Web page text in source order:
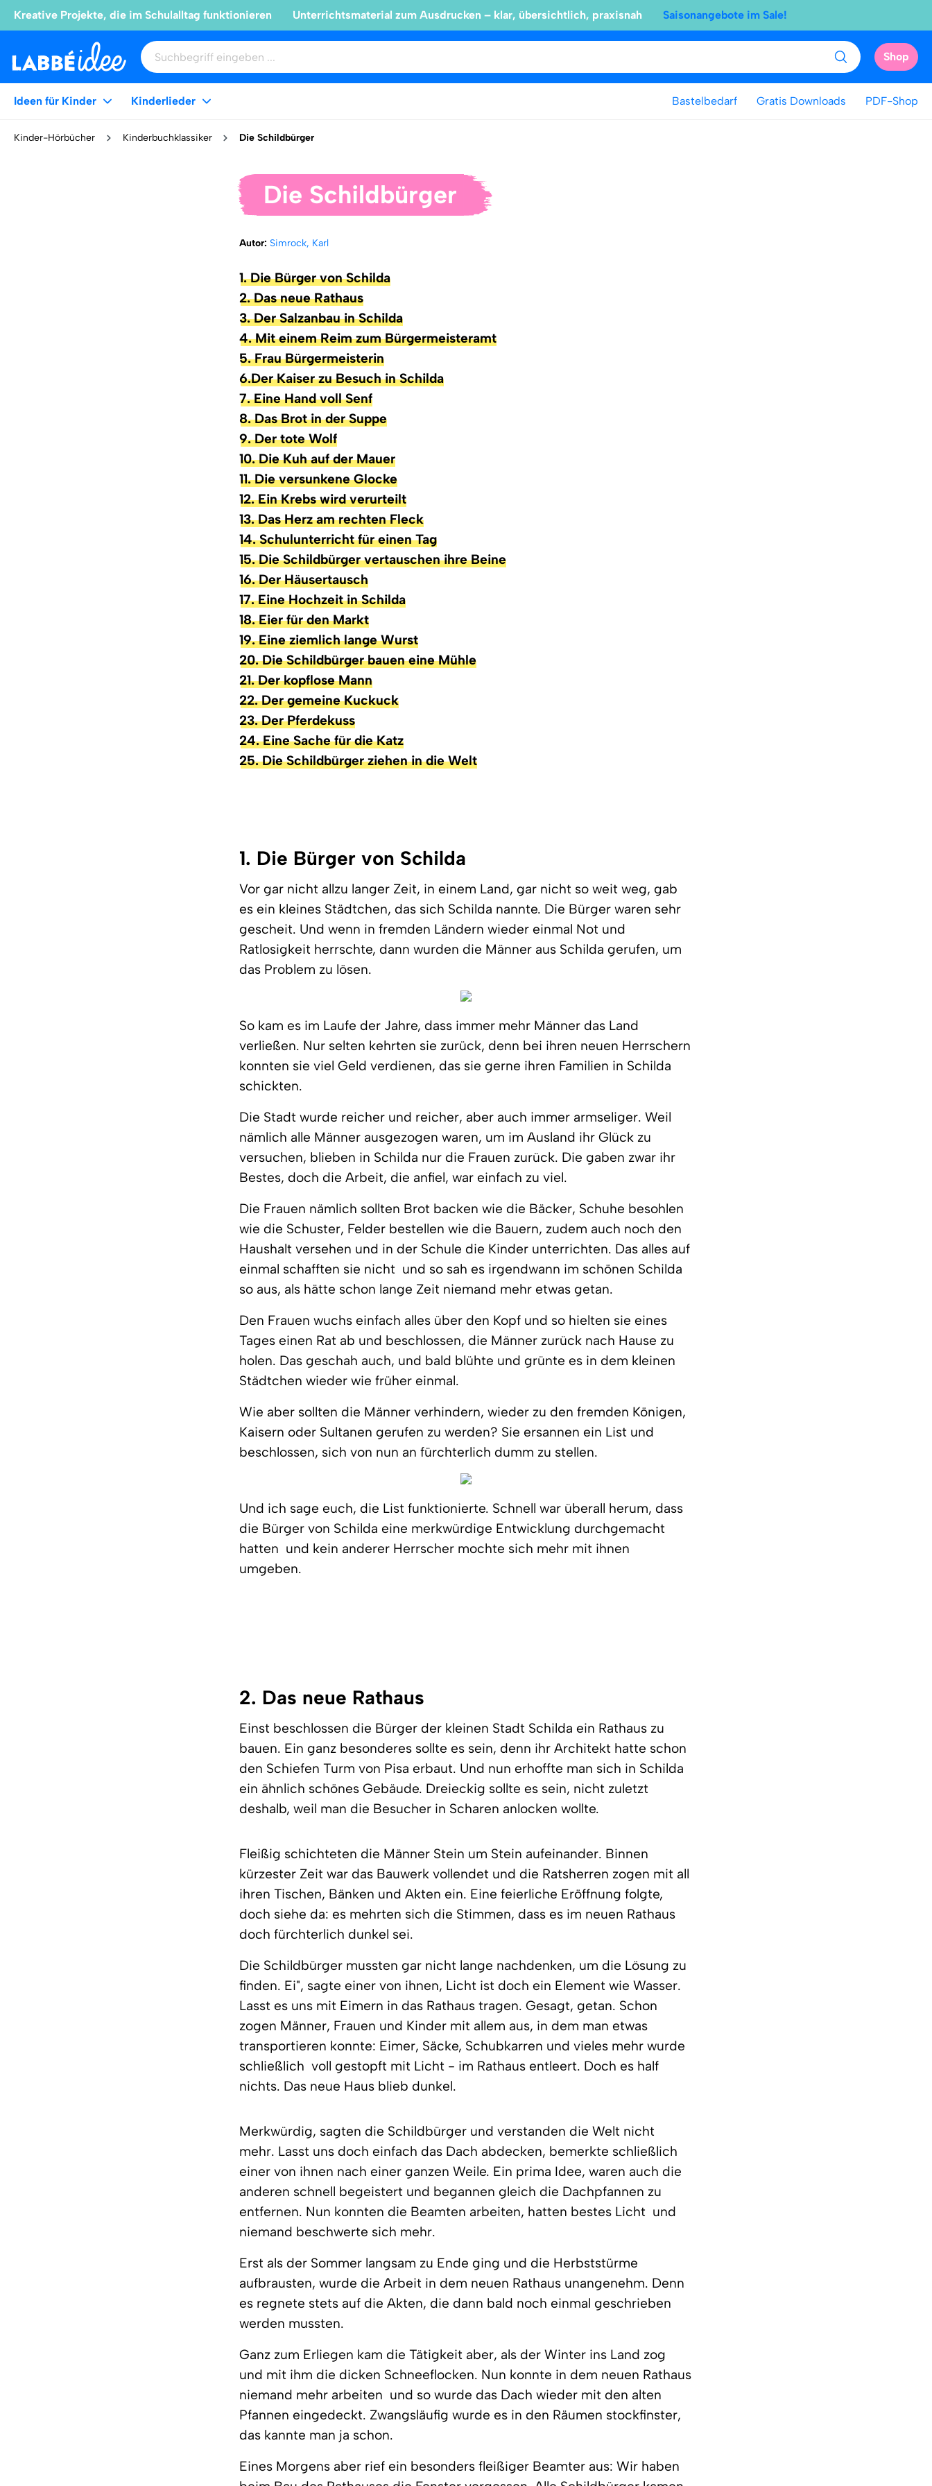
Kreative Projekte, die im Schulalltag funktionieren Unterrichtsmaterial zum Ausdrucken – klar, übersichtlich, praxisnah Saisonangebote im Sale!
Shop
Ideen für Kinder Kinderlieder Bastelbedarf Gratis Downloads PDF-Shop
Kinder-Hörbücher Kinderbuchklassiker Die Schildbürger
Die Schildbürger
Autor: Simrock, Karl
1. Die Bürger von Schilda
2. Das neue Rathaus
3. Der Salzanbau in Schilda
4. Mit einem Reim zum Bürgermeisteramt
5. Frau Bürgermeisterin
6.Der Kaiser zu Besuch in Schilda
7. Eine Hand voll Senf
8. Das Brot in der Suppe
9. Der tote Wolf
10. Die Kuh auf der Mauer
11. Die versunkene Glocke
12. Ein Krebs wird verurteilt
13. Das Herz am rechten Fleck
14. Schulunterricht für einen Tag
15. Die Schildbürger vertauschen ihre Beine
16. Der Häusertausch
17. Eine Hochzeit in Schilda
18. Eier für den Markt
19. Eine ziemlich lange Wurst
20. Die Schildbürger bauen eine Mühle
21. Der kopflose Mann
22. Der gemeine Kuckuck
23. Der Pferdekuss
24. Eine Sache für die Katz
25. Die Schildbürger ziehen in die Welt
1. Die Bürger von Schilda
Vor gar nicht allzu langer Zeit, in einem Land, gar nicht so weit weg, gab
es ein kleines Städtchen, das sich Schilda nannte. Die Bürger waren sehr
gescheit. Und wenn in fremden Ländern wieder einmal Not und
Ratlosigkeit herrschte, dann wurden die Männer aus Schilda gerufen, um
das Problem zu lösen.
So kam es im Laufe der Jahre, dass immer mehr Männer das Land
verließen. Nur selten kehrten sie zurück, denn bei ihren neuen Herrschern
konnten sie viel Geld verdienen, das sie gerne ihren Familien in Schilda
schickten.
Die Stadt wurde reicher und reicher, aber auch immer armseliger. Weil
nämlich alle Männer ausgezogen waren, um im Ausland ihr Glück zu
versuchen, blieben in Schilda nur die Frauen zurück. Die gaben zwar ihr
Bestes, doch die Arbeit, die anfiel, war einfach zu viel.
Die Frauen nämlich sollten Brot backen wie die Bäcker, Schuhe besohlen
wie die Schuster, Felder bestellen wie die Bauern, zudem auch noch den
Haushalt versehen und in der Schule die Kinder unterrichten. Das alles auf
einmal schafften sie nicht  und so sah es irgendwann im schönen Schilda
so aus, als hätte schon lange Zeit niemand mehr etwas getan.
Den Frauen wuchs einfach alles über den Kopf und so hielten sie eines
Tages einen Rat ab und beschlossen, die Männer zurück nach Hause zu
holen. Das geschah auch, und bald blühte und grünte es in dem kleinen
Städtchen wieder wie früher einmal.
Wie aber sollten die Männer verhindern, wieder zu den fremden Königen,
Kaisern oder Sultanen gerufen zu werden? Sie ersannen ein List und
beschlossen, sich von nun an fürchterlich dumm zu stellen.
Und ich sage euch, die List funktionierte. Schnell war überall herum, dass
die Bürger von Schilda eine merkwürdige Entwicklung durchgemacht
hatten  und kein anderer Herrscher mochte sich mehr mit ihnen
umgeben.
2. Das neue Rathaus
Einst beschlossen die Bürger der kleinen Stadt Schilda ein Rathaus zu
bauen. Ein ganz besonderes sollte es sein, denn ihr Architekt hatte schon
den Schiefen Turm von Pisa erbaut. Und nun erhoffte man sich in Schilda
ein ähnlich schönes Gebäude. Dreieckig sollte es sein, nicht zuletzt
deshalb, weil man die Besucher in Scharen anlocken wollte.
Fleißig schichteten die Männer Stein um Stein aufeinander. Binnen
kürzester Zeit war das Bauwerk vollendet und die Ratsherren zogen mit all
ihren Tischen, Bänken und Akten ein. Eine feierliche Eröffnung folgte,
doch siehe da: es mehrten sich die Stimmen, dass es im neuen Rathaus
doch fürchterlich dunkel sei.
Die Schildbürger mussten gar nicht lange nachdenken, um die Lösung zu
finden. Ei", sagte einer von ihnen, Licht ist doch ein Element wie Wasser.
Lasst es uns mit Eimern in das Rathaus tragen. Gesagt, getan. Schon
zogen Männer, Frauen und Kinder mit allem aus, in dem man etwas
transportieren konnte: Eimer, Säcke, Schubkarren und vieles mehr wurde
schließlich  voll gestopft mit Licht - im Rathaus entleert. Doch es half
nichts. Das neue Haus blieb dunkel.
Merkwürdig, sagten die Schildbürger und verstanden die Welt nicht
mehr. Lasst uns doch einfach das Dach abdecken, bemerkte schließlich
einer von ihnen nach einer ganzen Weile. Ein prima Idee, waren auch die
anderen schnell begeistert und begannen gleich die Dachpfannen zu
entfernen. Nun konnten die Beamten arbeiten, hatten bestes Licht  und
niemand beschwerte sich mehr.
Erst als der Sommer langsam zu Ende ging und die Herbststürme
aufbrausten, wurde die Arbeit in dem neuen Rathaus unangenehm. Denn
es regnete stets auf die Akten, die dann bald noch einmal geschrieben
werden mussten.
Ganz zum Erliegen kam die Tätigkeit aber, als der Winter ins Land zog
und mit ihm die dicken Schneeflocken. Nun konnte in dem neuen Rathaus
niemand mehr arbeiten  und so wurde das Dach wieder mit den alten
Pfannen eingedeckt. Zwangsläufig wurde es in den Räumen stockfinster,
das kannte man ja schon.
Eines Morgens aber rief ein besonders fleißiger Beamter aus: Wir haben